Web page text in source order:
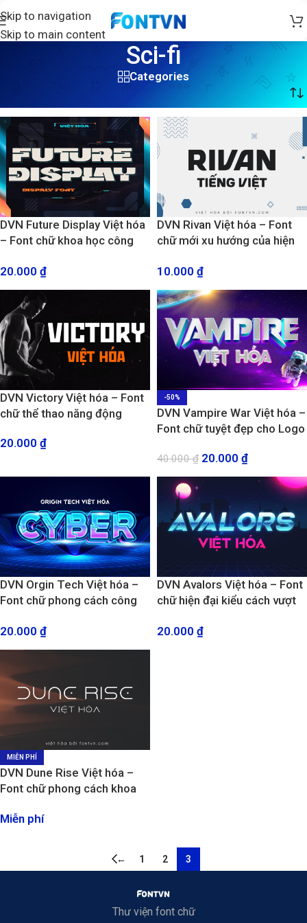
Skip to navigation
Skip to main content
Sci-fi
Categories
DVN Future Display Việt hóa
– Font chữ khoa học công
20.000 ₫
DVN Rivan Việt hóa – Font
chữ mới xu hướng của hiện
10.000 ₫
DVN Victory Việt hóa – Font
chữ thể thao năng động
20.000 ₫
-50%
DVN Vampire War Việt hóa –
Font chữ tuyệt đẹp cho Logo
40.000₫ 20.000 ₫
DVN Orgin Tech Việt hóa –
Font chữ phong cách công
20.000 ₫
DVN Avalors Việt hóa – Font
chữ hiện đại kiểu cách vượt
20.000 ₫
MIỄN PHÍ
DVN Dune Rise Việt hóa –
Font chữ phong cách khoa
Miễn phí
← 1 2 3
Thư viện font chữ